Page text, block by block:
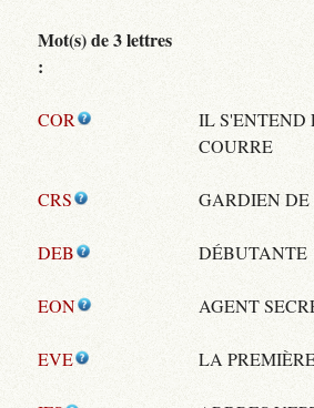
Mot(s) de 3 lettres
:
COR
IL S'ENTEND
COURRE
CRS GARDIEN
DEB DÉBUTANTE
EON AGENT
EVE LA